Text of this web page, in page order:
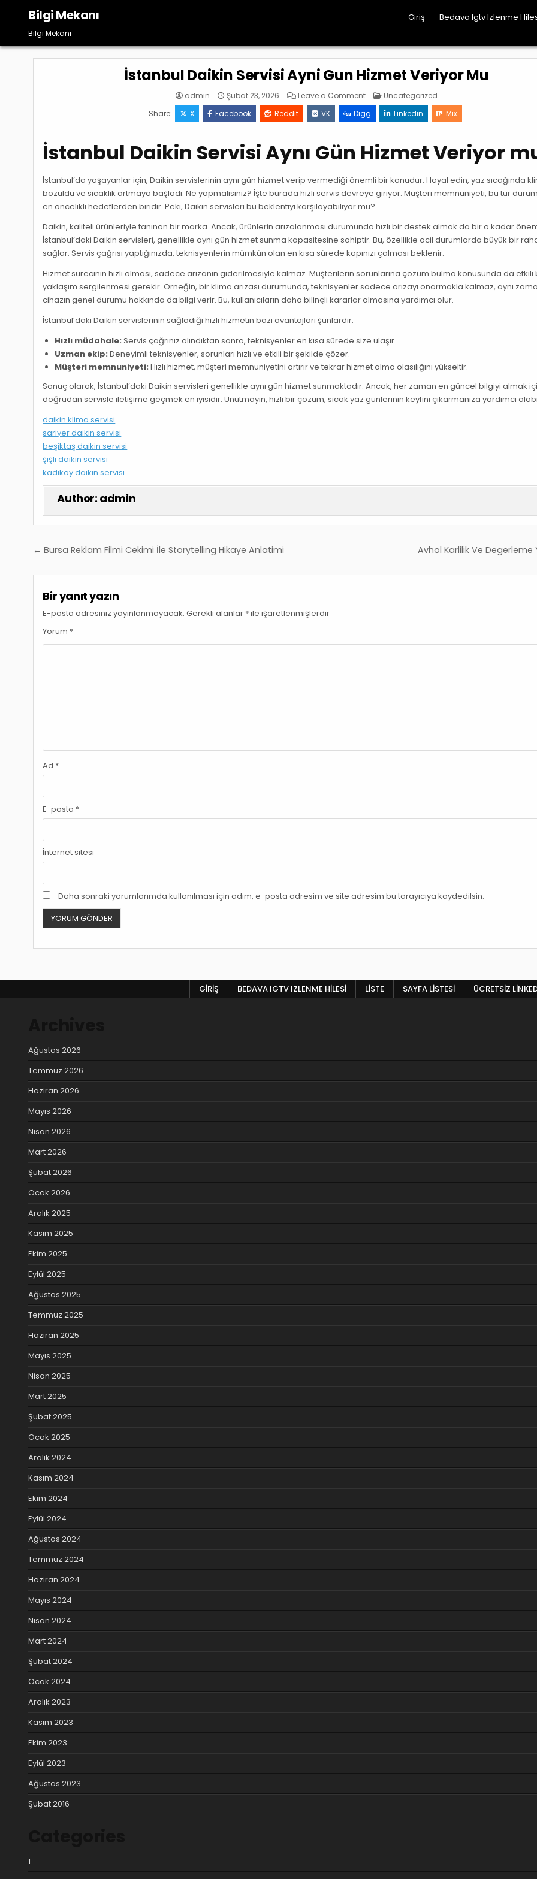
content
Bilgi Mekanı
Bilgi Mekanı
Giriş Bedava Igtv Izlenme
İstanbul Daikin Servisi Ayni Gun Hizmet Veriyor Mu
admin Şubat 23, 2026 Leave a Commenton
İstanbul
Daikin
Servisi
Ayni
Veriyor
Mu
Posted
Uncategorized
Share:
X Facebook Reddit VK Digg Linkedin Mix
İstanbul Daikin Servisi Aynı Gün Hizmet Veriyor
İstanbul’da yaşayanlar için, Daikin servislerinin aynı gün hizmet verip vermediği önemli bir konudur. Hayal edin, yaz sıcağında
bozuldu ve sıcaklık artmaya başladı. Ne yapmalısınız? İşte burada hızlı servis devreye giriyor. Müşteri memnuniyeti, bu tür
en öncelikli hedeflerden biridir. Peki, Daikin servisleri bu beklentiyi karşılayabiliyor mu?
Daikin, kaliteli ürünleriyle tanınan bir marka. Ancak, ürünlerin arızalanması durumunda hızlı bir destek almak da bir o kadar
İstanbul’daki Daikin servisleri, genellikle aynı gün hizmet sunma kapasitesine sahiptir. Bu, özellikle acil durumlarda büyük bir
sağlar. Servis çağrısı yaptığınızda, teknisyenlerin mümkün olan en kısa sürede kapınızı çalması beklenir.
Hizmet sürecinin hızlı olması, sadece arızanın giderilmesiyle kalmaz. Müşterilerin sorunlarına çözüm bulma konusunda da etkili
yaklaşım sergilenmesi gerekir. Örneğin, bir klima arızası durumunda, teknisyenler sadece arızayı onarmakla kalmaz, aynı
cihazın genel durumu hakkında da bilgi verir. Bu, kullanıcıların daha bilinçli kararlar almasına yardımcı olur.
İstanbul’daki Daikin servislerinin sağladığı hızlı hizmetin bazı avantajları şunlardır:
Hızlı müdahale: Servis çağrınız alındıktan sonra, teknisyenler en kısa sürede size ulaşır.
Uzman ekip: Deneyimli teknisyenler, sorunları hızlı ve etkili bir şekilde çözer.
Müşteri memnuniyeti: Hızlı hizmet, müşteri memnuniyetini artırır ve tekrar hizmet alma olasılığını yükseltir.
Sonuç olarak, İstanbul’daki Daikin servisleri genellikle aynı gün hizmet sunmaktadır. Ancak, her zaman en güncel bilgiyi almak
doğrudan servisle iletişime geçmek en iyisidir. Unutmayın, hızlı bir çözüm, sıcak yaz günlerinin keyfini çıkarmanıza yardımcı
daikin klima servisi
sariyer daikin servisi
beşiktaş daikin servisi
şişli daikin servisi
kadıköy daikin servisi
Author: admin
Yazı Avhol Karlilik Ve
← Bursa Reklam Filmi Cekimi İle Storytelling Hikaye Anlatimi
Bir yanıt yazın
E-posta adresiniz yayınlanmayacak. Gerekli alanlar *ile işaretlenmişlerdir
Yorum *
Ad *
E-posta *
İnternet sitesi
Daha sonraki yorumlarımda kullanılması için adım, e-posta adresim ve site adresim bu tarayıcıya kaydedilsin.
GIRIŞ BEDAVA IGTV IZLENME HILESI LISTE SAYFA LISTESI ÜCRETSIZ
Ağustos 2026
Temmuz 2026
Haziran 2026
Mayıs 2026
Nisan 2026
Mart 2026
Şubat 2026
Ocak 2026
Aralık 2025
Kasım 2025
Ekim 2025
Eylül 2025
Ağustos 2025
Temmuz 2025
Haziran 2025
Mayıs 2025
Nisan 2025
Mart 2025
Şubat 2025
Ocak 2025
Aralık 2024
Kasım 2024
Ekim 2024
Eylül 2024
Ağustos 2024
Temmuz 2024
Haziran 2024
Mayıs 2024
Nisan 2024
Mart 2024
Şubat 2024
Ocak 2024
Aralık 2023
Kasım 2023
Ekim 2023
Eylül 2023
Ağustos 2023
Şubat 2016
1